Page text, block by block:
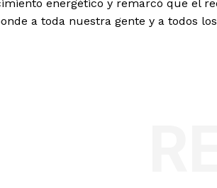
energético y remarcó que el
a toda nuestra gente y a todos los